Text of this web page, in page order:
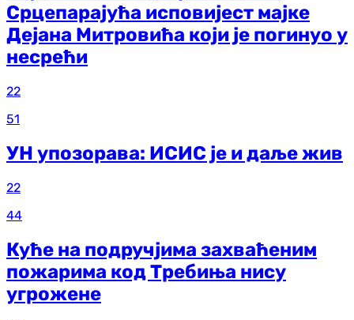
Срцепарајућа исповијест мајке
Дејана Митровића који је погинуо у
несрећи
22
51
УН упозорава: ИСИС је и даље жив
22
44
Куће на подручјима захваћеним
пожарима код Требиња нису
угрожене